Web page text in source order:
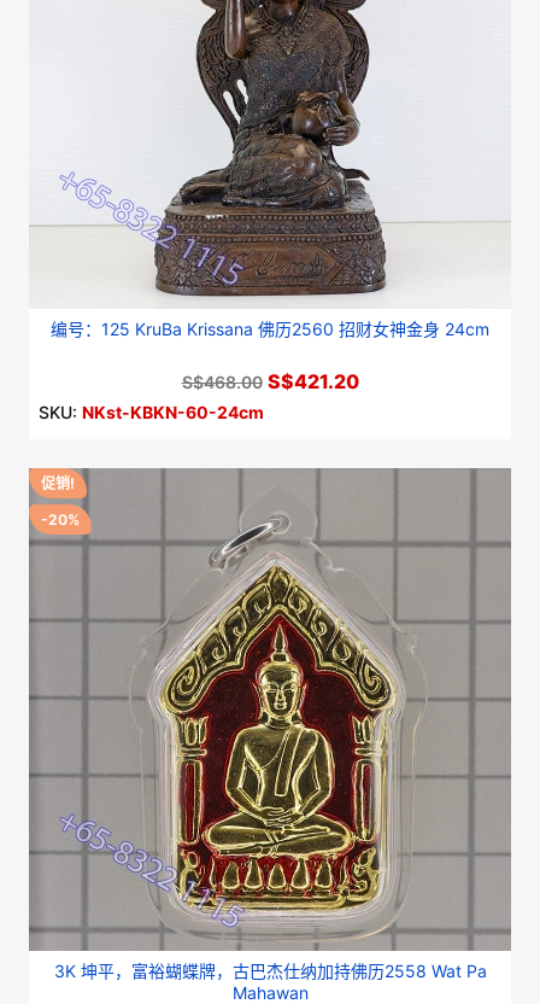
编号：125 KruBa Krissana 佛历2560 招财女神金身 24cm
S$468.00 S$421.20
SKU: NKst-KBKN-60-24cm
3K 坤平，富裕蝴蝶牌，古巴杰仕纳加持佛历2558 Wat Pa
Mahawan
促销!
-20%